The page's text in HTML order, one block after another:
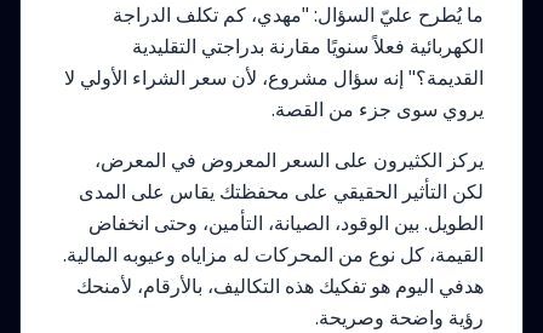
ما يُطرح عليّ السؤال: "مهدي، كم تكلف الدراجة
الكهربائية فعلاً سنويًا مقارنة بدراجتي التقليدية
القديمة؟" إنه سؤال مشروع، لأن سعر الشراء الأولي لا
يروي سوى جزء من القصة.
يركز الكثيرون على السعر المعروض في المعرض،
لكن التأثير الحقيقي على محفظتك يقاس على المدى
الطويل. بين الوقود، الصيانة، التأمين، وحتى انخفاض
القيمة، كل نوع من المحركات له مزاياه وعيوبه المالية.
هدفي اليوم هو تفكيك هذه التكاليف، بالأرقام، لأمنحك
رؤية واضحة وصريحة.